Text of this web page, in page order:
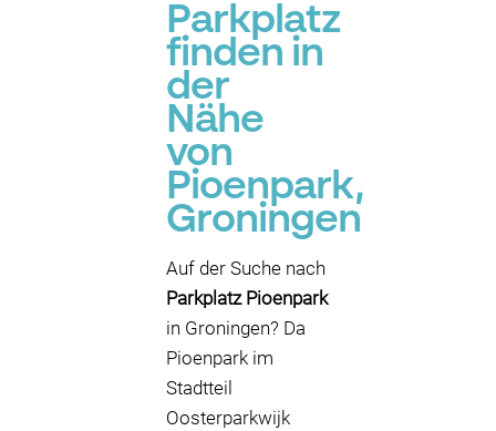
Parkplatz
finden in
der
Nähe
von
Pioenpark,
Groningen
Auf der Suche nach
Parkplatz Pioenpark
in Groningen? Da
Pioenpark im
Stadtteil
Oosterparkwijk